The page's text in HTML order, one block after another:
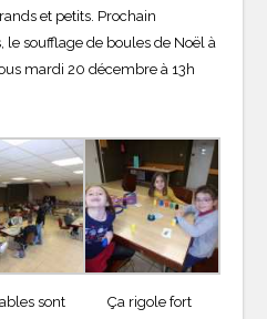
et petits. Prochain
soufflage de boules de Noël à
mardi 20 décembre à 13h
sont
Ça rigole fort